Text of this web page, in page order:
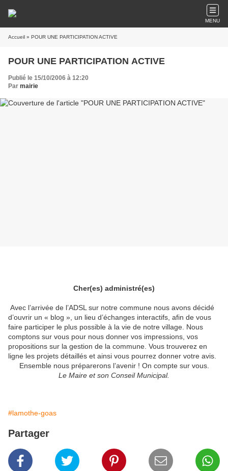
MENU
Accueil » POUR UNE PARTICIPATION ACTIVE
POUR UNE PARTICIPATION ACTIVE
Publié le 15/10/2006 à 12:20
Par mairie
Cher(es) administré(es)
Avec l’arrivée de l’ADSL sur notre commune nous avons décidé
d’ouvrir un « blog », un lieu d’échanges interactifs, afin de vous
faire participer le plus possible à la vie de notre village. Nous
comptons sur vous pour nous donner vos impressions, vos
propositions sur la gestion de la commune. Vous trouverez en
ligne les projets détaillés et ainsi vous pourrez donner votre avis.
Ensemble nous préparerons l’avenir ! On compte sur vous.
Le Maire et son Conseil Municipal.
#lamothe-goas
Partager